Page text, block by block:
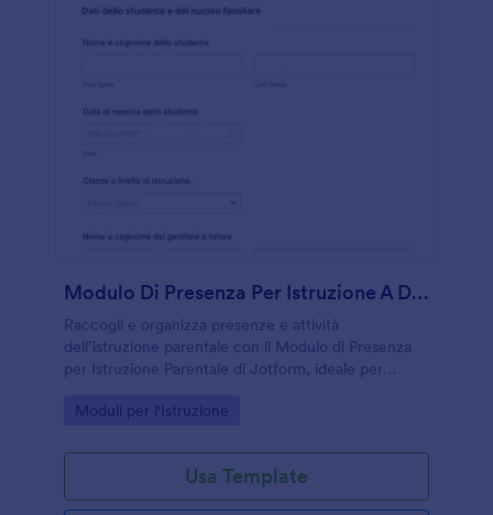
Modulo Di Presenza Per Istruzione A Domicilio
Raccogli e organizza presenze e attività
dell’istruzione parentale con il Modulo di Presenza
per Istruzione Parentale di Jotform, ideale per
raccolta dati ordinata online.
Go to Category:
Moduli per l'Istruzione
Usa Template